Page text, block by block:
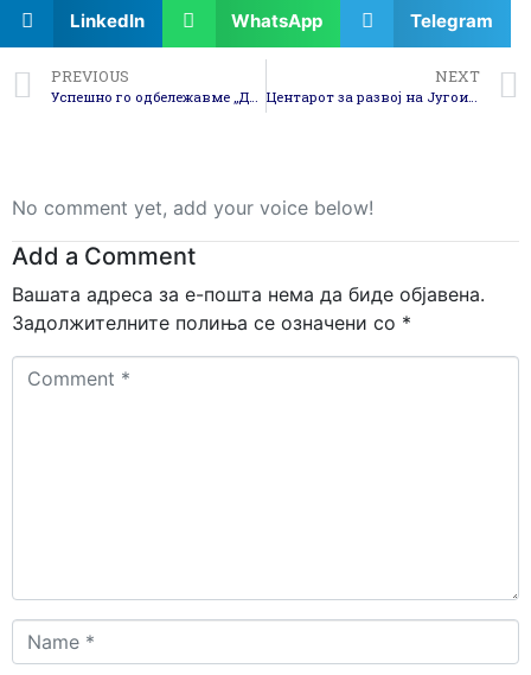
LinkedIn WhatsApp Telegram
PREVIOUS
Успешно го одбележавме „Денот на регионот“!
NEXT
Центарот за развој на Југоисточниот плански регион дел од мрежното вмрежување во Европската комисија и Европскиот парламент во Брисел!
No comment yet, add your voice below!
Add a Comment
Вашата адреса за е-пошта нема да биде објавена.
Задолжителните полиња се означени со *
Comment
Name
*